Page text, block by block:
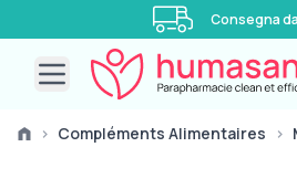
Consegna
Open main menu
› Compléments Alimentaires ›